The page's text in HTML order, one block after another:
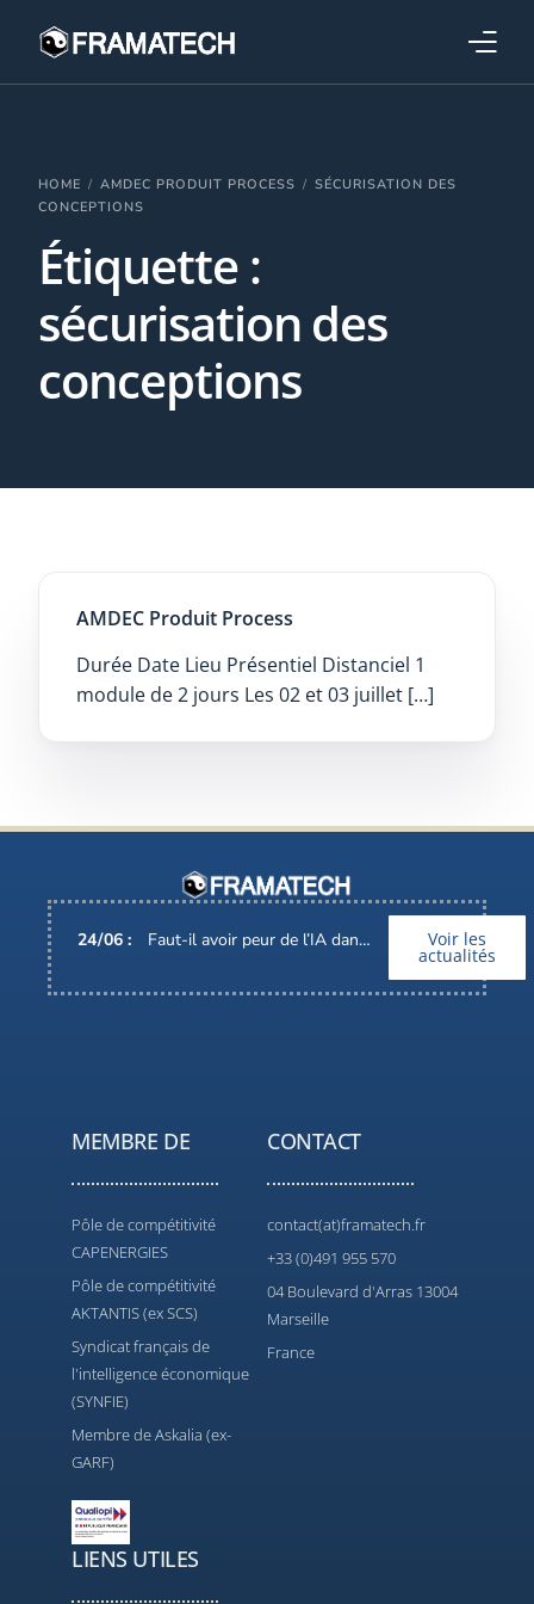
HOME AMDEC PRODUIT PROCESS
SÉCURISATION DES
CONCEPTIONS
Étiquette :
sécurisation des
conceptions
AMDEC Produit Process
Durée Date Lieu Présentiel Distanciel 1
module de 2 jours Les 02 et 03 juillet […]
24/06 : Faut-il avoir peur de l’IA dans nos métiers ? Voir les
actualités
MEMBRE DE
Pôle de compétitivité
CAPENERGIES
Pôle de compétitivité
AKTANTIS (ex SCS)
Syndicat français de
l'intelligence économique
(SYNFIE)
Membre de Askalia (ex-
GARF)
CONTACT
contact(at)framatech.fr
+33 (0)491 955 570
04 Boulevard d'Arras 13004
Marseille
France
LIENS UTILES
Formations
Performance électronique
Stratégies industrielles